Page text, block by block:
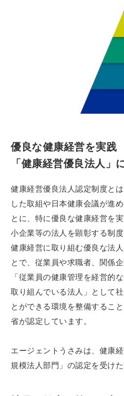
優良な健康経営を実践
「健康経営優良法人」
健康経営優良法人認定制度と
した取組や日本健康会議が進
とに、特に優良な健康経営を
小企業等の法人を顕彰する制度
健康経営に取り組む優良な法
とで、従業員や求職者、関係
「従業員の健康管理を経営的
取り組んでいる法人」として
とができる環境を整備するこ
省が認定しています。
エージェントうさみは、健康
規模法人部門」の認定を受けた